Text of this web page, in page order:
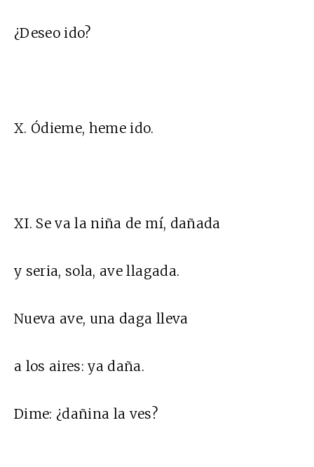
¿Deseo ido?
X. Ódieme, heme ido.
XI. Se va la niña de mí, dañada
y seria, sola, ave llagada.
Nueva ave, una daga lleva
a los aires: ya daña.
Dime: ¿dañina la ves?